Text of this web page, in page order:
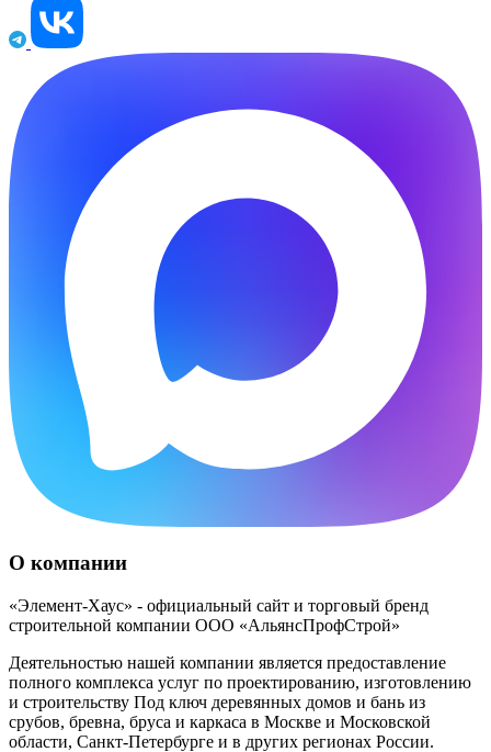
О компании
«Элемент-Хаус» - официальный сайт и торговый бренд
строительной компании ООО «АльянсПрофСтрой»
Деятельностью нашей компании является предоставление
полного комплекса услуг по проектированию, изготовлению
и строительству Под ключ деревянных домов и бань из
срубов, бревна, бруса и каркаса в Москве и Московской
области, Санкт-Петербурге и в других регионах России.